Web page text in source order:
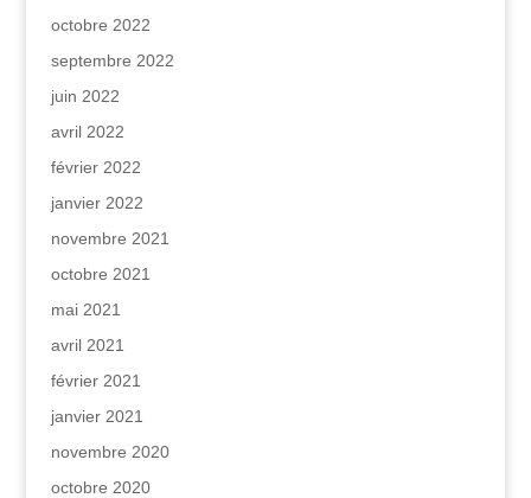
octobre 2022
septembre 2022
juin 2022
avril 2022
février 2022
janvier 2022
novembre 2021
octobre 2021
mai 2021
avril 2021
février 2021
janvier 2021
novembre 2020
octobre 2020